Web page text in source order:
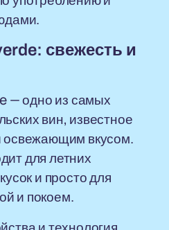
свежесть и
— одно из самых
вин, известное
освежающим вкусом.
для летних
и просто для
и покоем.